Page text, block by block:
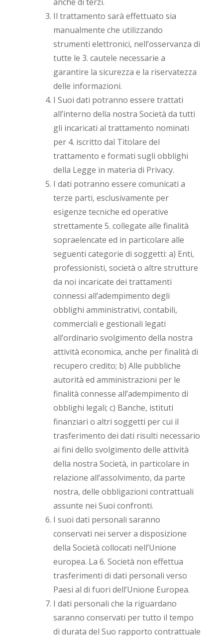
Il trattamento sarà effettuato sia
manualmente che utilizzando
strumenti elettronici, nell’osservanza di
tutte le 3. cautele necessarie a
garantire la sicurezza e la riservatezza
delle informazioni.
I Suoi dati potranno essere trattati
all’interno della nostra Società da tutti
gli incaricati al trattamento nominati
per 4. iscritto dal Titolare del
trattamento e formati sugli obblighi
della Legge in materia di Privacy.
I dati potranno essere comunicati a
terze parti, esclusivamente per
esigenze tecniche ed operative
strettamente 5. collegate alle finalità
sopraelencate ed in particolare alle
seguenti categorie di soggetti: a) Enti,
professionisti, società o altre strutture
da noi incaricate dei trattamenti
connessi all’adempimento degli
obblighi amministrativi, contabili,
commerciali e gestionali legati
all’ordinario svolgimento della nostra
attività economica, anche per finalità di
recupero credito; b) Alle pubbliche
autorità ed amministrazioni per le
finalità connesse all’adempimento di
obblighi legali; c) Banche, istituti
finanziari o altri soggetti per cui il
trasferimento dei dati risulti necessario
ai fini dello svolgimento delle attività
della nostra Società, in particolare in
relazione all’assolvimento, da parte
nostra, delle obbligazioni contrattuali
assunte nei Suoi confronti.
I suoi dati personali saranno
conservati nei server a disposizione
della Società collocati nell’Unione
europea. La 6. Società non effettua
trasferimenti di dati personali verso
Paesi al di fuori dell’Unione Europea.
I dati personali che la riguardano
saranno conservati per tutto il tempo
di durata del Suo rapporto contrattuale